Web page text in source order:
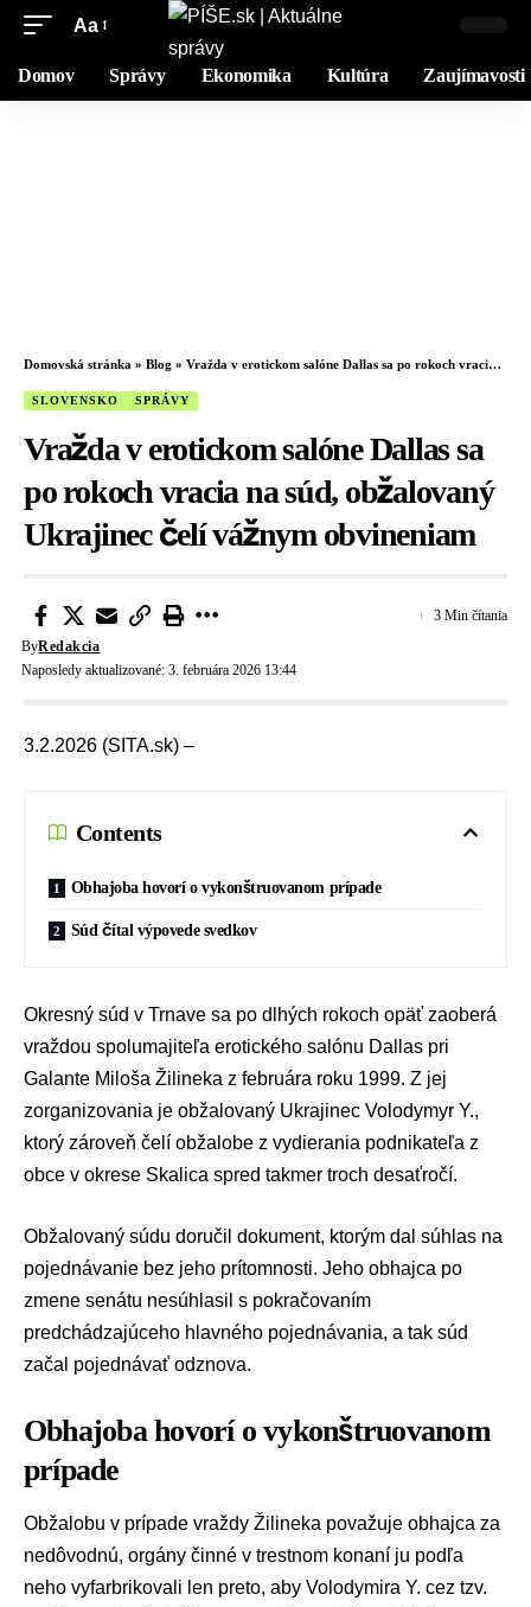
Aa
Domov Správy Ekonomika Kultúra Zaujímavosti
Domovská stránka » Blog » Vražda v erotickom salóne Dallas sa po rokoch vracia na súd, obžalovaný Ukrajinec čelí vážnym obvineniam
SLOVENSKO SPRÁVY
Vražda v erotickom salóne Dallas sa
po rokoch vracia na súd, obžalovaný
Ukrajinec čelí vážnym obvineniam
Naposledy aktualizované: 3. februára 2026 13:44
ByRedakcia
3 Min čítania
3.2.2026 (SITA.sk) –
Contents
Obhajoba hovorí o vykonštruovanom prípade
Súd čítal výpovede svedkov
Okresný súd v Trnave sa po dlhých rokoch opäť zaoberá
vraždou spolumajiteľa erotického salónu Dallas pri
Galante Miloša Žilineka z februára roku 1999. Z jej
zorganizovania je obžalovaný Ukrajinec Volodymyr Y.,
ktorý zároveň čelí obžalobe z vydierania podnikateľa z
obce v okrese Skalica spred takmer troch desaťročí.
Obžalovaný súdu doručil dokument, ktorým dal súhlas na
pojednávanie bez jeho prítomnosti. Jeho obhajca po
zmene senátu nesúhlasil s pokračovaním
predchádzajúceho hlavného pojednávania, a tak súd
začal pojednávať odznova.
Obhajoba hovorí o vykonštruovanom
prípade
Obžalobu v prípade vraždy Žilineka považuje obhajca za
nedôvodnú, orgány činné v trestnom konaní ju podľa
neho vyfarbrikovali len preto, aby Volodymira Y. cez tzv.